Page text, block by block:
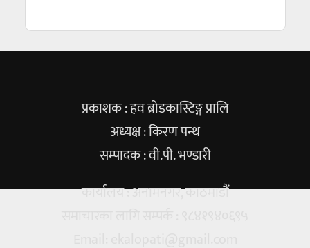
प्रकाशक : हव ब्रोडकास्टिङ्ग प्रालि
अध्यक्ष : किरण पन्थ
सम्पादक : वी.पी. भण्डारी
कार्यालय : अनामनगर, काठमाडौं